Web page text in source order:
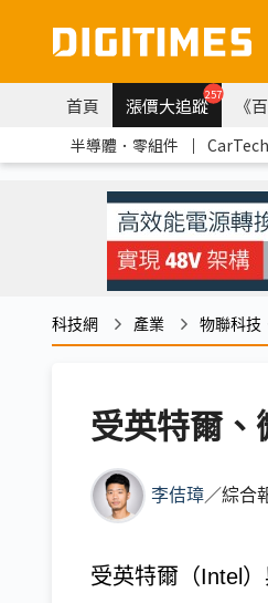
首頁 漲價大追蹤257 《
半導體．零組件 ｜
科技網 產業 物聯科技
受英特爾
李佶璋／綜合
受英特爾（Intel